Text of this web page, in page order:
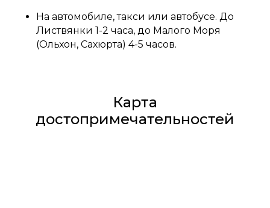
На автомобиле, такси или автобусе. До
Листвянки 1-2 часа, до Малого Моря
(Ольхон, Сахюрта) 4-5 часов.
Карта
достопримечательностей